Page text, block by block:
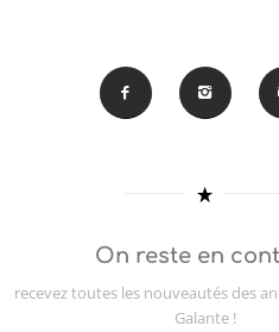
On reste en
recevez toutes les nouveautés des
Galante !